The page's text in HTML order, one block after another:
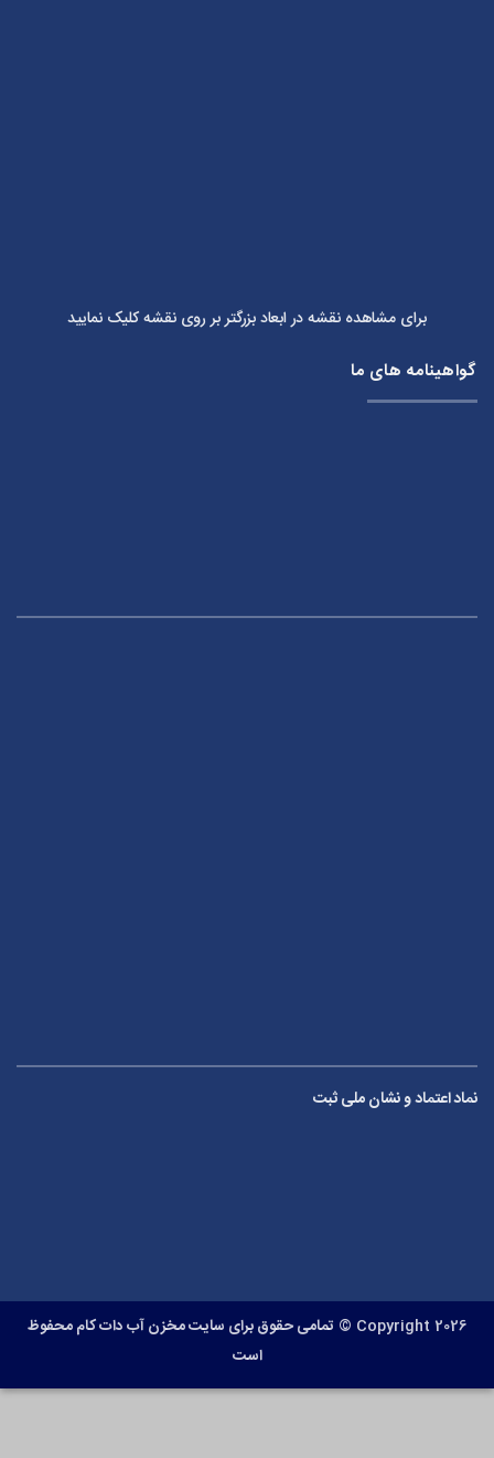
برای مشاهده نقشه در ابعاد بزرگتر بر روی نقشه کلیک نمایید
گواهینامه های ما
نماد اعتماد و نشان ملی ثبت
Copyright 2026 ©
تمامی حقوق برای سایت مخزن آب دات کام محفوظ
است